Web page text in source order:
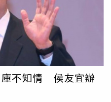
庫不知情 侯友宜辦